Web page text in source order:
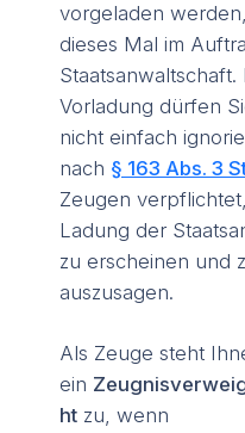
vorgeladen
dieses Mal im
Staatsanwaltschaft.
Vorladung dürfen
nicht einfach
nach § 163 Abs. 3
Zeugen
Ladung der
zu erscheinen und
auszusagen.
Als Zeuge steht
ein
ht zu, wenn